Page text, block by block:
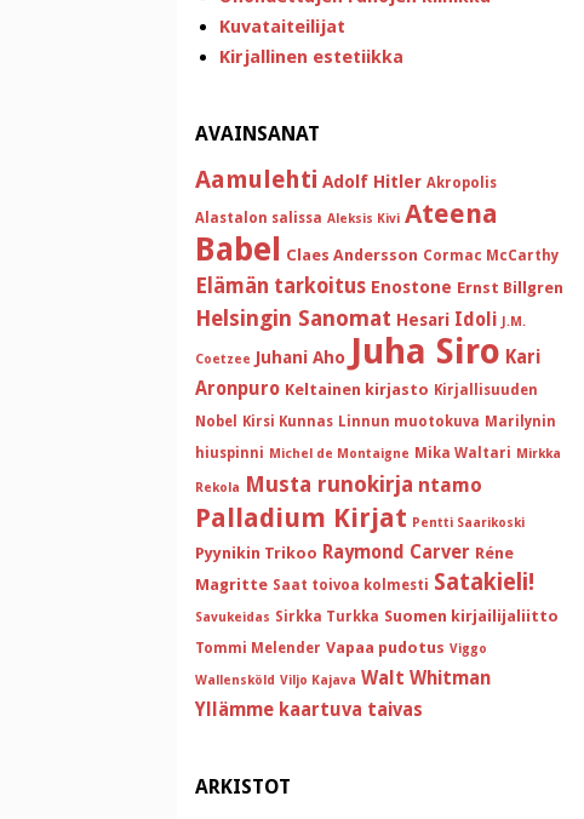
Kuvataiteilijat
Kirjallinen estetiikka
AVAINSANAT
Aamulehti Adolf Hitler Akropolis
Alastalon salissa Aleksis Kivi Ateena
Babel Claes Andersson Cormac McCarthy
Elämän tarkoitus Enostone Ernst Billgren
Helsingin Sanomat Hesari Idoli J.M.
Coetzee Juhani Aho Juha Siro Kari
Aronpuro Keltainen kirjasto Kirjallisuuden
Nobel
Kirsi Kunnas Linnun muotokuva Marilynin
hiuspinni Michel de Montaigne Mika Waltari Mirkka
Rekola Musta runokirja ntamo
Palladium Kirjat Pentti Saarikoski
Pyynikin Trikoo Raymond Carver Réne
Magritte Saat toivoa kolmesti Satakieli!
Savukeidas Sirkka Turkka Suomen kirjailijaliitto
Tommi Melender Vapaa pudotus Viggo
Wallensköld Viljo Kajava Walt Whitman
Yllämme kaartuva taivas
ARKISTOT